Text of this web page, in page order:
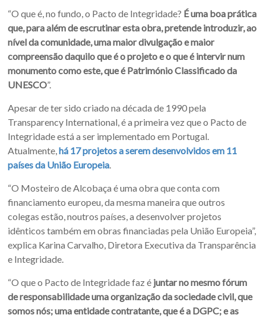
“O que é, no fundo, o Pacto de Integridade? É uma boa prática
que, para além de escrutinar esta obra, pretende introduzir, ao
nível da comunidade, uma maior divulgação e maior
compreensão daquilo que é o projeto e o que é intervir num
monumento como este, que é Património Classificado da
UNESCO”.
Apesar de ter sido criado na década de 1990 pela
Transparency International, é a primeira vez que o Pacto de
Integridade está a ser implementado em Portugal.
Atualmente,há 17 projetos a serem desenvolvidos em 11
países da União Europeia
“O Mosteiro de Alcobaça é uma obra que conta com
financiamento europeu, da mesma maneira que outros
colegas estão, noutros países, a desenvolver projetos
idênticos também em obras financiadas pela União Europeia”,
explica Karina Carvalho, Diretora Executiva da Transparência
e Integridade.
“O que o Pacto de Integridade faz é juntar no mesmo fórum
de responsabilidade uma organização da sociedade civil, que
somos nós; uma entidade contratante, que é a DGPC; e as